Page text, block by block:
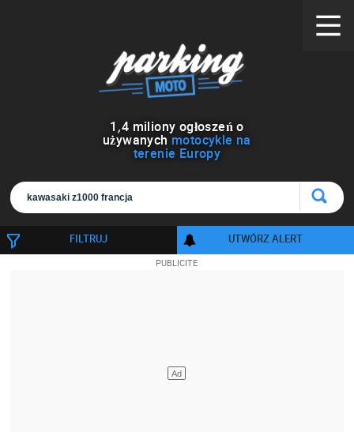
1 ,4 miliony ogłoszeń o
używanych motocykle na
terenie Europy
FILTRUJ UTWÓRZ ALERT